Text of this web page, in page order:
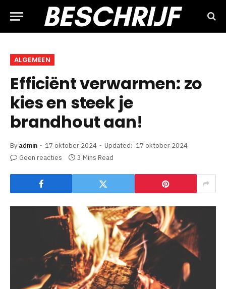
ALGEMEEN
Efficiënt verwarmen: zo
kies en steek je
brandhout aan!
By admin 17 oktober 2024 Updated: 17 oktober 2024
Geen reacties
3 Mins Read